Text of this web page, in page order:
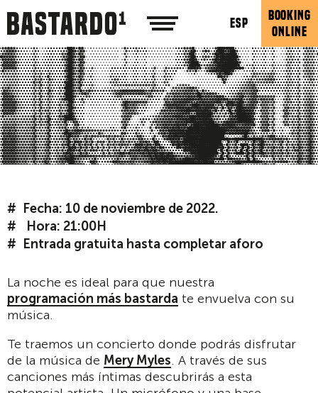
ESP
BOOKING
ONLINE
Fecha: 10 de noviembre de 2022.
Hora: 21:00H
Entrada gratuita hasta completar aforo
La noche es ideal para que nuestra
programación más bastarda te envuelva con su
música.
Te traemos un concierto donde podrás disfrutar
de la música de Mery Myles. A través de sus
canciones más íntimas descubrirás a esta